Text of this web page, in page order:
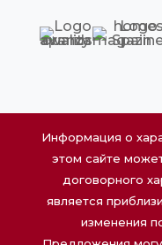
Информация о
этом сайте
договорного
является
изменения